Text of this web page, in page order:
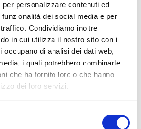
personalizzare contenuti ed
dei social media e per
Condividiamo inoltre
in cui utilizza il nostro sito con i
occupano di analisi dei dati web,
i quali potrebbero combinarle
che ha fornito loro o che hanno
dei loro servizi.